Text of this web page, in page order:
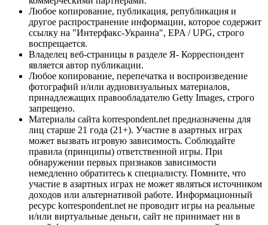
Любое копирование, публикация, републикация и
другое распространение информации, которое содержит
ссылку на "Интерфакс-Украина", EPA / UPG, строго
воспрещается.
Владелец веб-страницы в разделе Я- Корреспондент
является автор публикации.
Любое копирование, перепечатка и воспроизведение
фотографий и/или аудиовизуальных материалов,
принадлежащих правообладателю Getty Images, строго
запрещено.
Материалы сайта korrespondent.net предназначены для
лиц старше 21 года (21+). Участие в азартных играх
может вызвать игровую зависимость. Соблюдайте
правила (принципы) ответственной игры. При
обнаружении первых признаков зависимости
немедленно обратитесь к специалисту. Помните, что
участие в азартных играх не может являться источником
доходов или альтернативой работе. Информационный
ресурс korrespondent.net не проводит игры на реальные
и/или виртуальные деньги, сайт не принимает ни в